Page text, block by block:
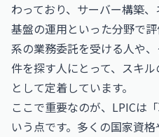
わっており、サーバー構築
基盤の運用といった分野で
系の業務委託を受ける人や
件を探す人にとって、スキ
として定着しています。
ここで重要なのが、LPICは
いう点です。多くの国家資